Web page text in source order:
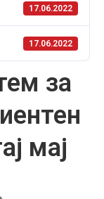
17.06.2022
17.06.2022
за
мај